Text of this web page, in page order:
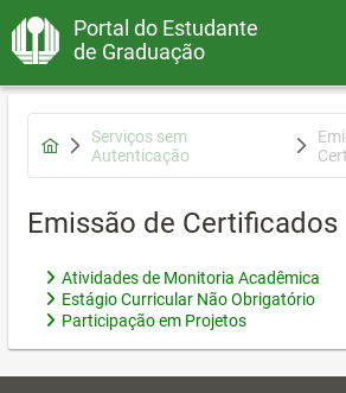
Portal do Estudante
de Graduação
Serviços sem
Autenticação
Emissão de Certificados
Atividades de Monitoria Acadêmica
Estágio Curricular Não Obrigatório
Participação em Projetos